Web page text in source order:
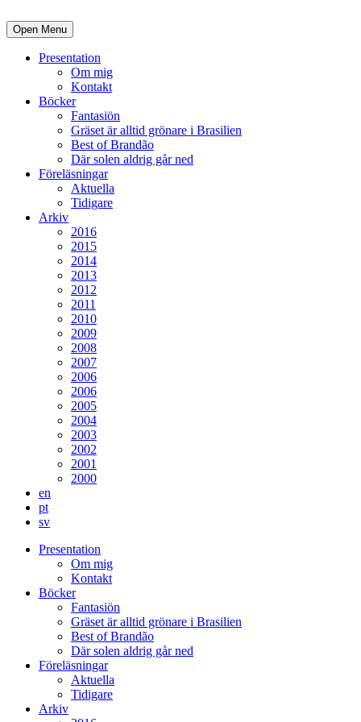
Open Menu
Presentation
Om mig
Kontakt
Böcker
Fantasiön
Gräset är alltid grönare i Brasilien
Best of Brandão
Där solen aldrig går ned
Föreläsningar
Aktuella
Tidigare
Arkiv
2016
2015
2014
2013
2012
2011
2010
2009
2008
2007
2006
2006
2005
2004
2003
2002
2001
2000
en
pt
sv
Presentation
Om mig
Kontakt
Böcker
Fantasiön
Gräset är alltid grönare i Brasilien
Best of Brandão
Där solen aldrig går ned
Föreläsningar
Aktuella
Tidigare
Arkiv